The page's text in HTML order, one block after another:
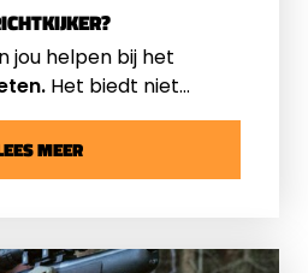
jou helpen bij het
Het biedt niet
beeld, maar stelt je
doel met precisie te
wat praktische tips
MEER